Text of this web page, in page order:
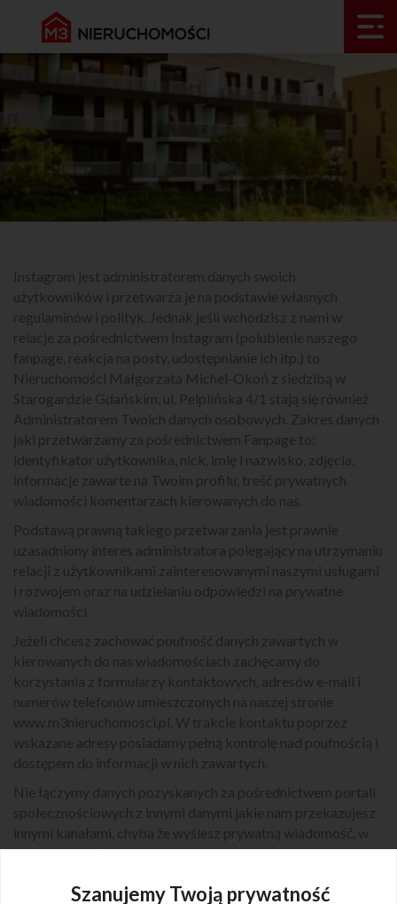
Instagram jest administratorem danych swoich
użytkowników i przetwarza je na podstawie własnych
regulaminów i polityk. Jednak jeśli wchodzisz z nami w
relacje za pośrednictwem Instagram (polubienie naszego
fanpage, reakcja na posty, udostępnianie ich itp.) to
Nieruchomości Małgorzata Michel-Okoń z siedzibą w
Starogardzie Gdańskim, ul. Pelplińska 4/1 stają się również
Administratorem Twoich danych osobowych. Zakres danych
jaki przetwarzamy za pośrednictwem Fanpage to:
identyfikator użytkownika, nick, imię i nazwisko, zdjęcia,
informacje zawarte na Twoim profilu, treść prywatnych
wiadomości komentarzach kierowanych do nas.
Podstawą prawną takiego przetwarzania jest prawnie
uzasadniony interes administratora polegający na utrzymaniu
relacji z użytkownikami zainteresowanymi naszymi usługami
i rozwojem oraz na udzielaniu odpowiedzi na prywatne
wiadomości.
Jeżeli chcesz zachować poufność danych zawartych w
kierowanych do nas wiadomościach zachęcamy do
korzystania z formularzy kontaktowych, adresów e-mail i
numerów telefonów umieszczonych na naszej stronie
www.m3nieruchomosci.pl . W trakcie kontaktu poprzez
wskazane adresy posiadamy pełną kontrolę nad poufnością i
dostępem do informacji w nich zawartych.
Nie łączymy danych pozyskanych za pośrednictwem portali
społecznościowych z innymi danymi jakie nam przekazujesz
innymi kanałami, chyba że wyślesz prywatną wiadomość, w
której przekażesz nam adres e-mail lub inne dane
przekazujemy danych osób kontaktujących się z nami za
Szanujemy Twoją prywatność